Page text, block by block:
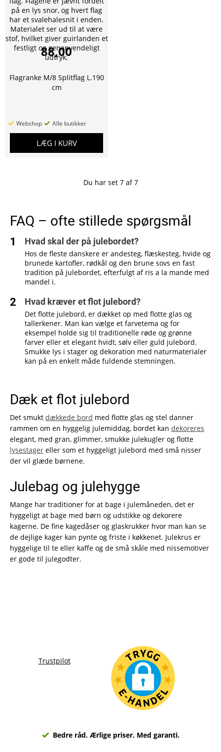
88,00
Flagranke M/8 Splitflag L.190
cm
Webshop Alle butikker
LÆG I KURV
Du har set 7 af 7
FAQ – ofte stillede spørgsmål
Hvad skal der på julebordet?
Hos de fleste danskere er andesteg, flæskesteg, hvide og
brunede kartofler, rødkål og den brune sovs en fast
tradition på julebordet, efterfulgt af ris a la mande med
mandel i.
Hvad kræver et flot julebord?
Det flotte julebord, er dækket op med flotte glas og
tallerkener. Man kan vælge et farvetema og for
eksempel holde sig til traditionelle røde og grønne
farver eller et elegant hvidt, sølv eller guld julebord.
Smukke lys i stager og dekoration med naturmaterialer
kan på en enkelt måde fuldende stemningen.
Dæk et flot julebord
Det smukt dækkede bord med flotte glas og stel danner
rammen om en hyggelig julemiddag, bordet kan dekoreres
elegant, med gran, glimmer, smukke julekugler og flotte
lysestager eller som et hyggeligt julebord med små nisser
der vil glæde børnene.
Julebag og julehygge
Mange har traditioner for at bage i julemåneden, det er
hyggeligt at bage med børn og udstikke og dekorere
kagerne. De fine kagedåser og glaskrukker hvor man kan se
de dejlige kager kan pynte og friste i køkkenet. Julekrus er
hyggelige til te eller kaffe og de små skåle med nissemotiver
er gode til julegodter.
Trustpilot
Bedre råd. Ærlige priser. Med garanti.